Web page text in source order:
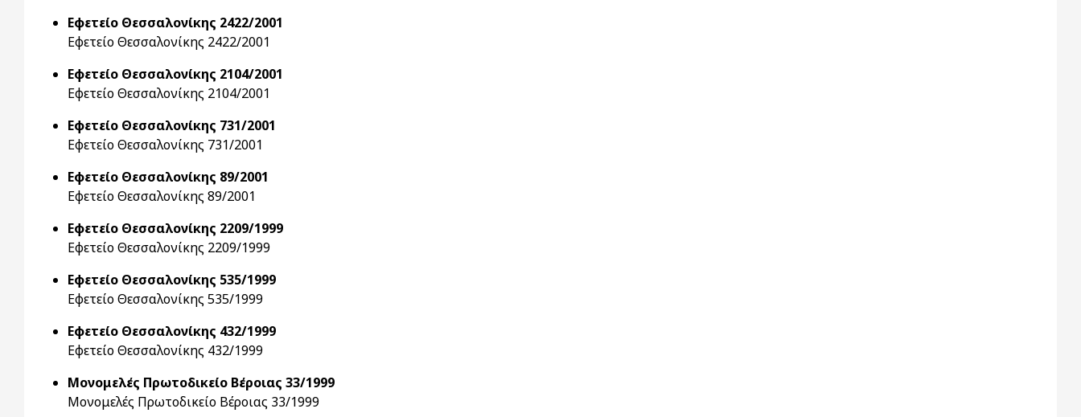
Εφετείο Θεσσαλονίκης 2422/2001
Εφετείο Θεσσαλονίκης 2422/2001
Εφετείο Θεσσαλονίκης 2104/2001
Εφετείο Θεσσαλονίκης 2104/2001
Εφετείο Θεσσαλονίκης 731/2001
Εφετείο Θεσσαλονίκης 731/2001
Εφετείο Θεσσαλονίκης 89/2001
Εφετείο Θεσσαλονίκης 89/2001
Εφετείο Θεσσαλονίκης 2209/1999
Εφετείο Θεσσαλονίκης 2209/1999
Εφετείο Θεσσαλονίκης 535/1999
Εφετείο Θεσσαλονίκης 535/1999
Εφετείο Θεσσαλονίκης 432/1999
Εφετείο Θεσσαλονίκης 432/1999
Μονομελές Πρωτοδικείο Βέροιας 33/1999
Μονομελές Πρωτοδικείο Βέροιας 33/1999